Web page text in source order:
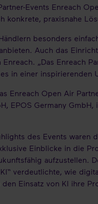
Events Enreach
konkrete, praxisnahe
besonders
Auch das
Enreach. „Das Enreach
in einer inspirierenden
Enreach Open Air
EPOS Germany
des Events waren
Einblicke in die
aufzustellen.
verdeutlichte, wie
Einsatz von KI ihre